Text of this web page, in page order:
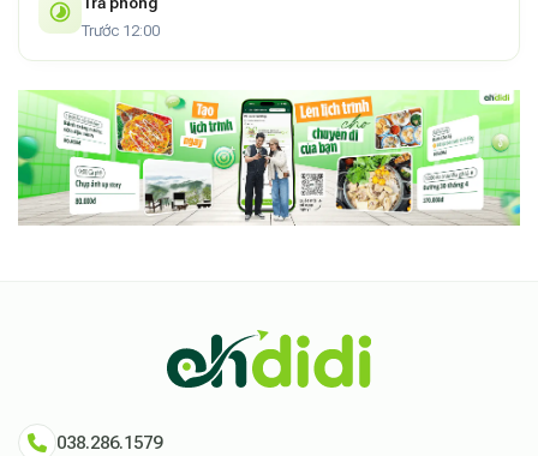
Trước 12:00
038.286.1579